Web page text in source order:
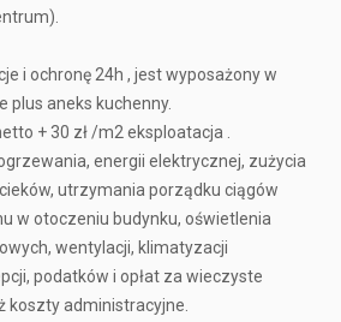
i ochronę 24h , jest wyposażony w
plus aneks kuchenny.
+ 30 zł /m2 eksploatacja .
energii elektrycznej, zużycia
utrzymania porządku ciągów
w otoczeniu budynku, oświetlenia
wentylacji, klimatyzacji
podatków i opłat za wieczyste
koszty administracyjne.